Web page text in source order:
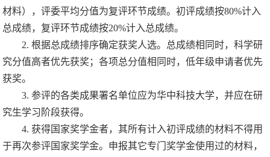
材料），评委平均分值为复评环节成绩。初评成绩按80%计入
总成绩，复评环节成绩按20%计入总成绩。
2.根据总成绩排序确定获奖人选。总成绩相同时，科学研
究分值高者优先获奖；各项总分值相同时，低年级申请者优先
获奖。
3.参评的各类成果署名单位应为华中科技大学，并应在研
究生学习阶段获得。
4.获得国家奖学金者，其所有计入初评成绩的材料不得用
于再次参评国家奖学金。申报其它专门奖学金使用过的材料，